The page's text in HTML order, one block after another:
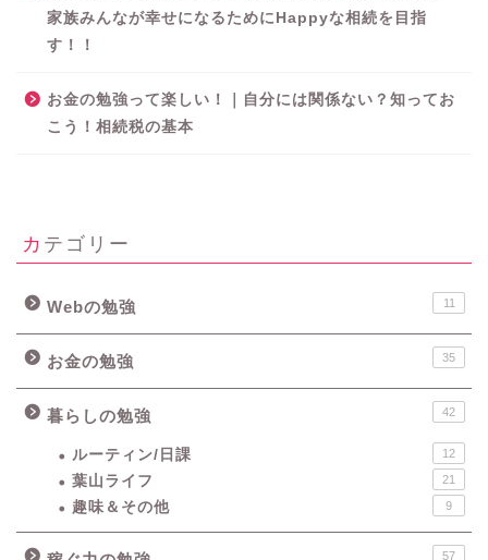
家族みんなが幸せになるためにHappyな相続を目指
す！！
お金の勉強って楽しい！｜自分には関係ない？知ってお
こう！相続税の基本
カテゴリー
Webの勉強 11
お金の勉強 35
暮らしの勉強 42
ルーティン/日課 12
葉山ライフ 21
趣味＆その他 9
57